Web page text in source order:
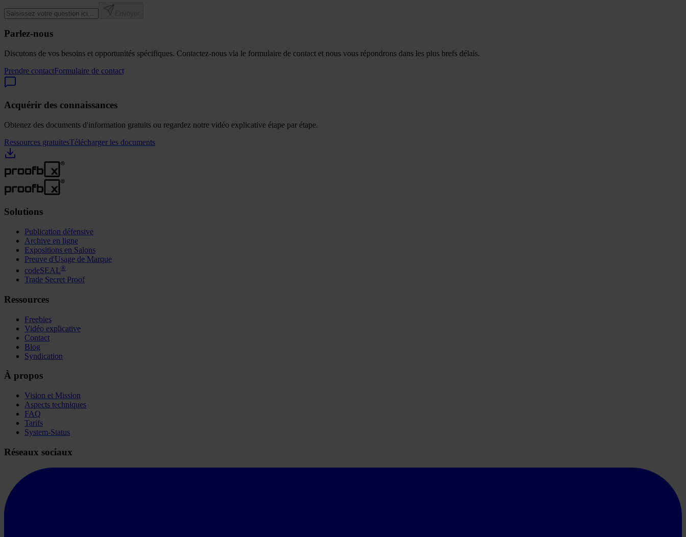
Parlez-nous
Discutons de vos besoins et opportunités spécifiques. Contactez-nous via le formulaire de contact et nous vous répondrons dans les plus brefs délais.
Prendre contactFormulaire de contact
Acquérir des connaissances
Obtenez des documents d'information gratuits ou regardez notre vidéo explicative étape par étape.
Ressources gratuitesTélécharger les documents
Solutions
Publication défensive
Archive en ligne
Expositions en Salons
Preuve d'Usage de Marque
codeSEAL®
Trade Secret Proof
Ressources
Freebies
Vidéo explicative
Contact
Blog
Syndication
À propos
Vision et Mission
Aspects techniques
FAQ
Tarifs
System-Status
Réseaux sociaux